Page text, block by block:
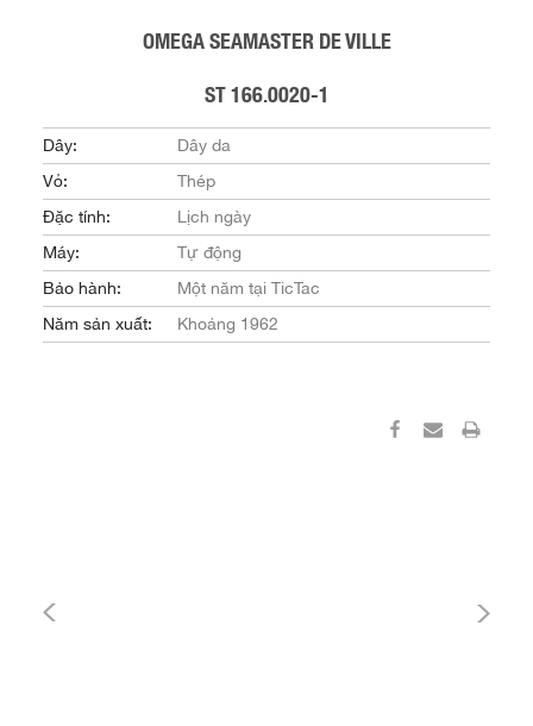
OMEGA SEAMASTER DE VILLE
ST 166.0020-1
Dây:
Dây da
Vỏ:
Thép
Đặc tính:
Lịch ngày
Máy:
Tự động
Bảo hành:
Một năm tại TicTac
Năm sản xuất:
Khoảng 1962